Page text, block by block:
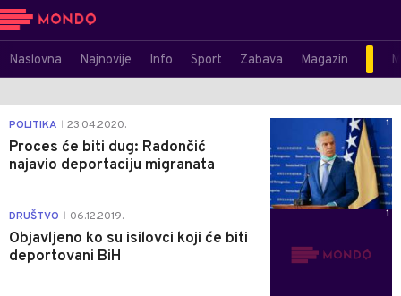
Naslovna Najnovije Info Sport Zabava Magazin
POLITIKA 23.04.2020.
Proces će biti dug: Radončić
najavio deportaciju migranata
1
DRUŠTVO 06.12.2019.
Objavljeno ko su isilovci koji će biti
deportovani BiH
1